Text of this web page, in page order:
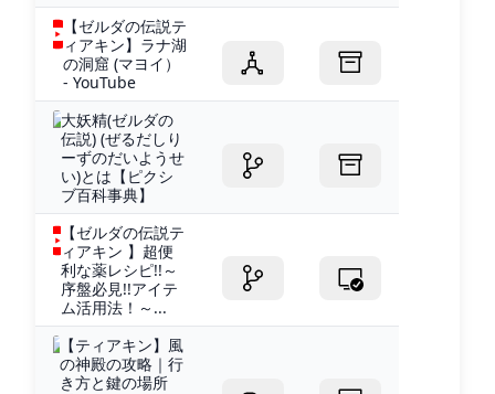
【ゼルダの伝説テ
ィアキン】ラナ湖
の洞窟 (マヨイ）
- YouTube
大妖精(ゼルダの
伝説) (ぜるだしり
ーずのだいようせ
い)とは【ピクシ
ブ百科事典】
【ゼルダの伝説テ
ィアキン 】超便
利な薬レシピ!!～
序盤必見!!アイテ
ム活用法！～...
【ティアキン】風
の神殿の攻略｜行
き方と鍵の場所